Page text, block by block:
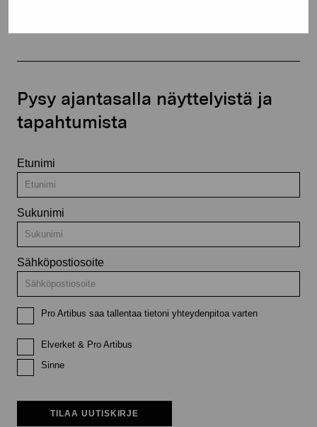
Pysy ajantasalla näyttelyistä ja
tapahtumista
Etunimi
Sukunimi
Sähköpostiosoite
Pro Artibus saa tallentaa tietoni yhteydenpitoa varten
Elverket & Pro Artibus
Sinne
TILAA UUTISKIRJE